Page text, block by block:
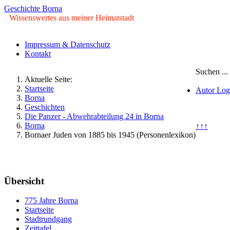
Geschichte Borna
Wissenswertes aus meiner Heimatstadt
Impressum & Datenschutz
Kontakt
Aktuelle Seite:
Startseite
Borna
Geschichten
Die Panzer - Abwehrabteilung 24 in Borna
Borna
Bornaer Juden von 1885 bis 1945 (Personenlexikon)
Suchen ...
Autor
↑↑↑
Übersicht
775 Jahre Borna
Startseite
Stadtrundgang